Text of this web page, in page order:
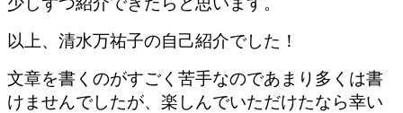
以上、清水万祐子の自己紹介でした！
文章を書くのがすごく苦手なのであまり多くは書
けませんでしたが、楽しんでいただけたなら幸い